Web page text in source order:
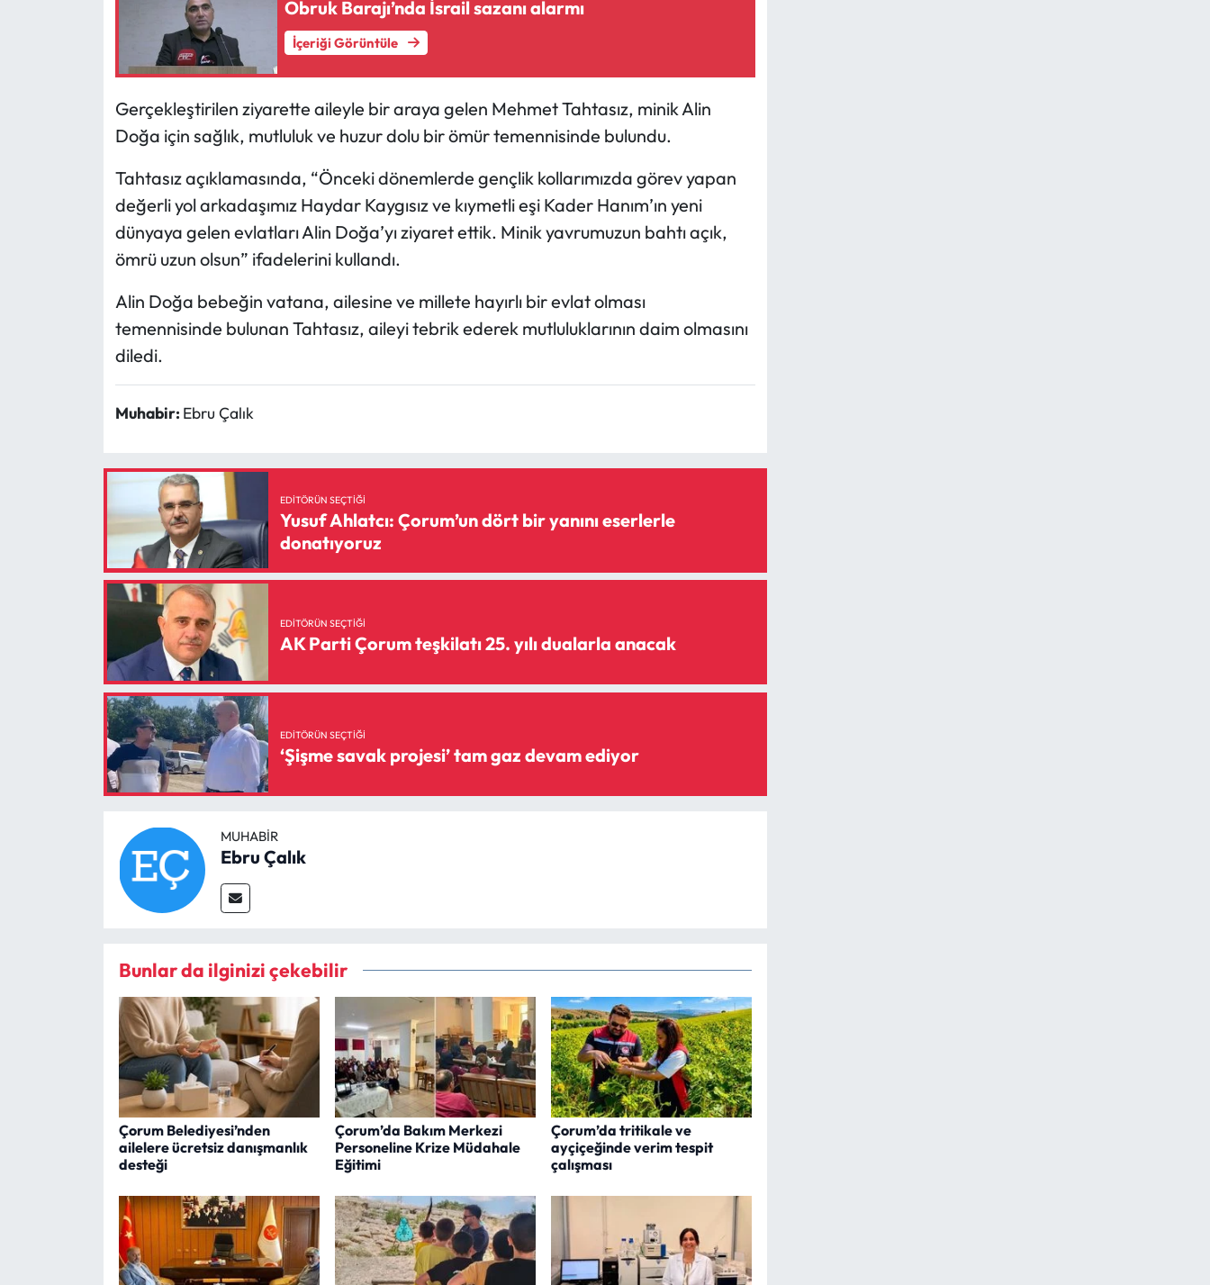
Obruk Barajı’nda İsrail sazanı alarmı
İçeriği Görüntüle
Gerçekleştirilen ziyarette aileyle bir araya gelen Mehmet Tahtasız, minik Alin
Doğa için sağlık, mutluluk ve huzur dolu bir ömür temennisinde bulundu.
Tahtasız açıklamasında, “Önceki dönemlerde gençlik kollarımızda görev yapan
değerli yol arkadaşımız Haydar Kaygısız ve kıymetli eşi Kader Hanım’ın yeni
dünyaya gelen evlatları Alin Doğa’yı ziyaret ettik. Minik yavrumuzun bahtı açık,
ömrü uzun olsun” ifadelerini kullandı.
Alin Doğa bebeğin vatana, ailesine ve millete hayırlı bir evlat olması
temennisinde bulunan Tahtasız, aileyi tebrik ederek mutluluklarının daim olmasını
diledi.
Muhabir: Ebru Çalık
EDITÖRÜN SEÇTIĞI
Yusuf Ahlatcı: Çorum’un dört bir yanını eserlerle
donatıyoruz
EDITÖRÜN SEÇTIĞI
AK Parti Çorum teşkilatı 25. yılı dualarla anacak
EDITÖRÜN SEÇTIĞI
‘Şişme savak projesi’ tam gaz devam ediyor
MUHABIR
Ebru Çalık
Bunlar da ilginizi çekebilir
Çorum Belediyesi’nden
ailelere ücretsiz danışmanlık
desteği
Çorum’da Bakım Merkezi
Personeline Krize Müdahale
Eğitimi
Çorum’da tritikale ve
ayçiçeğinde verim tespit
çalışması
Mecitözü Haberleri
Ortaköy Haberleri
Osmancık Haberleri
Otomotiv
Resmi İlan
Sungurlu Haberleri
Uğurludağ Haberleri
Yayla Haber
Yemek Tarifleri
Yerel Haberler